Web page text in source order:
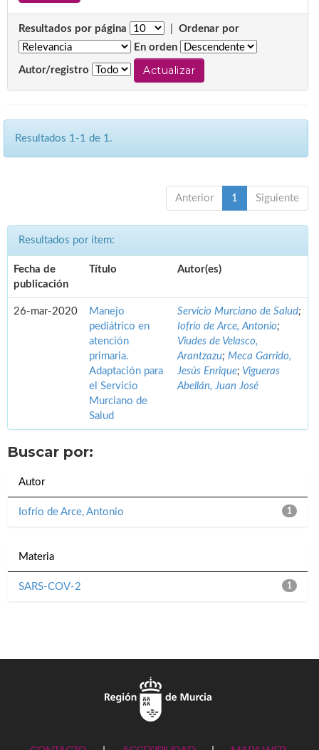
Resultados por página
Ordenar por
En orden
Autor/registro
Resultados 1-1 de 1.
Anterior 1 Siguiente
Resultados por ítem:
Fecha de
publicación
Título Autor(es)
26-mar-2020
Manejo
pediátrico en
atención
primaria.
Adaptación para
el Servicio
Murciano de
Salud
Servicio Murciano de Salud;
Iofrío de Arce, Antonio;
Viudes de Velasco,
Arantzazu; Meca Garrido,
Jesús Enrique; Vigueras
Abellán, Juan José
Buscar por:
Autor
1
Iofrío de Arce, Antonio
Materia
1
SARS-COV-2